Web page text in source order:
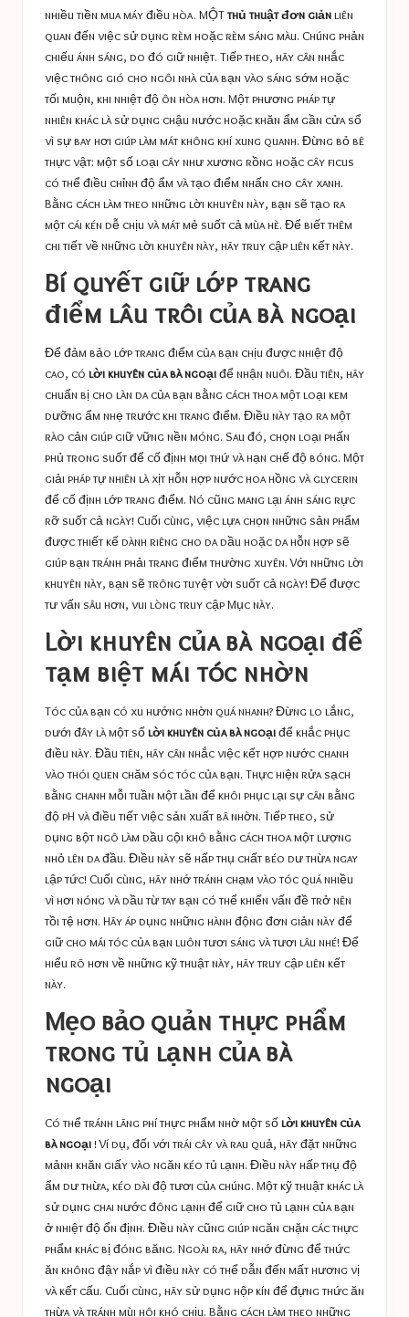
nhiều tiền mua máy điều hòa. MỘTthủ thuật đơn giảnliên
quan đến việc sử dụng rèm hoặc rèm sáng màu. Chúng phản
chiếu ánh sáng, do đó giữ nhiệt. Tiếp theo, hãy cân nhắc
việc thông gió cho ngôi nhà của bạn vào sáng sớm hoặc
tối muộn, khi nhiệt độ ôn hòa hơn. Một phương pháp tự
nhiên khác là sử dụng chậu nước hoặc khăn ẩm gần cửa sổ
vì sự bay hơi giúp làm mát không khí xung quanh. Đừng bỏ bê
thực vật: một số loại cây như xương rồng hoặc cây ficus
có thể điều chỉnh độ ẩm và tạo điểm nhấn cho cây xanh.
Bằng cách làm theo những lời khuyên này, bạn sẽ tạo ra
một cái kén dễ chịu và mát mẻ suốt cả mùa hè. Để biết thêm
chi tiết về những lời khuyên này, hãy truy cậpliên kết này.
Bí quyết giữ lớp trang
điểm lâu trôi của bà ngoại
Để đảm bảo lớp trang điểm của bạn chịu được nhiệt độ
cao, có lời khuyên của bà ngoạiđể nhận nuôi. Đầu tiên, hãy
chuẩn bị cho làn da của bạn bằng cách thoa một loại kem
dưỡng ẩm nhẹ trước khi trang điểm. Điều này tạo ra một
rào cản giúp giữ vững nền móng. Sau đó, chọn loại phấn
phủ trong suốt để cố định mọi thứ và hạn chế độ bóng. Một
giải pháp tự nhiên là xịt hỗn hợp nước hoa hồng và glycerin
để cố định lớp trang điểm. Nó cũng mang lại ánh sáng rực
rỡ suốt cả ngày! Cuối cùng, việc lựa chọn những sản phẩm
được thiết kế dành riêng cho da dầu hoặc da hỗn hợp sẽ
giúp bạn tránh phải trang điểm thường xuyên. Với những lời
khuyên này, bạn sẽ trông tuyệt vời suốt cả ngày! Để được
tư vấn sâu hơn, vui lòng truy cậpMục này.
Lời khuyên của bà ngoại để
tạm biệt mái tóc nhờn
Tóc của bạn có xu hướng nhờn quá nhanh? Đừng lo lắng,
dưới đây là một sốlời khuyên của bà ngoạiđể khắc phục
điều này. Đầu tiên, hãy cân nhắc việc kết hợp nước chanh
vào thói quen chăm sóc tóc của bạn. Thực hiện rửa sạch
bằng chanh mỗi tuần một lần để khôi phục lại sự cân bằng
độ pH và điều tiết việc sản xuất bã nhờn. Tiếp theo, sử
dụng bột ngô làm dầu gội khô bằng cách thoa một lượng
nhỏ lên da đầu. Điều này sẽ hấp thụ chất béo dư thừa ngay
lập tức! Cuối cùng, hãy nhớ tránh chạm vào tóc quá nhiều
vì hơi nóng và dầu từ tay bạn có thể khiến vấn đề trở nên
tồi tệ hơn. Hãy áp dụng những hành động đơn giản này để
giữ cho mái tóc của bạn luôn tươi sáng và tươi lâu nhé! Để
hiểu rõ hơn về những kỹ thuật này, hãy truy cậpliên kết
này.
Mẹo bảo quản thực phẩm
trong tủ lạnh của bà
ngoại
Có thể tránh lãng phí thực phẩm nhờ một sốlời khuyên của
bà ngoại! Ví dụ, đối với trái cây và rau quả, hãy đặt những
mảnh khăn giấy vào ngăn kéo tủ lạnh. Điều này hấp thụ độ
ẩm dư thừa, kéo dài độ tươi của chúng. Một kỹ thuật khác là
sử dụng chai nước đông lạnh để giữ cho tủ lạnh của bạn
ở nhiệt độ ổn định. Điều này cũng giúp ngăn chặn các thực
phẩm khác bị đóng băng. Ngoài ra, hãy nhớ đừng để thức
ăn không đậy nắp vì điều này có thể dẫn đến mất hương vị
và kết cấu. Cuối cùng, hãy sử dụng hộp kín để đựng thức ăn
thừa và tránh mùi hôi khó chịu. Bằng cách làm theo những